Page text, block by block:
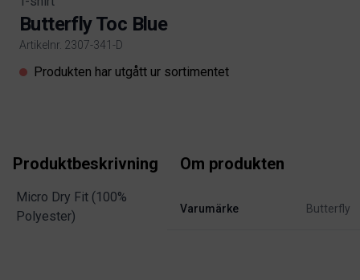
Butterfly Toc Blue
Artikelnr. 2307-341-D
Product information
Produkten har utgått ur sortimentet
Produktbeskrivning
Micro Dry Fit (100%
Polyester)
Om produkten
Varumärke Butterfly